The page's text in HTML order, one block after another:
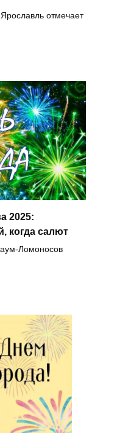
отмечает
2025:
когда салют
Ломоносов